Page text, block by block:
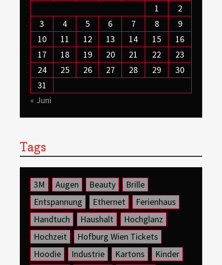
1
2
3
4 5 6 7 8
9
10
11 12 13 14 15
16
17
18 19 20 21 22
23
24
25 26 27 28 29
30
31
« Juni
Tags
3M Augen Beauty
Brille
Entspannung
Ethernet
Ferienhaus
Handtuch
Haushalt
Hochglanz
Hochzeit
Hofburg Wien Tickets
Hoodie
Industrie Kartons
Kinder